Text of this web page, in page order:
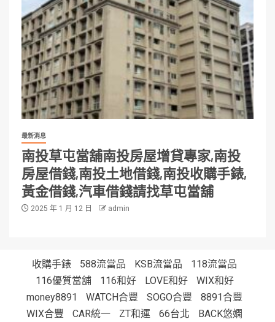
最新消息
南投草屯當舖南投房屋增貸專家,南投
房屋借錢,南投土地借錢,南投收購手錶,
黃金借錢,汽車借錢請找草屯當舖
2025 年 1 月 12 日 admin
收購手錶 588流當品 KSB流當品
118流當品
116優質當舖
116和好 LOVE和好
WIX和好
money8891
WATCH合豐 SOGO合豐
8891合豐
WIX合豐
CAR統一 ZT和運 66台北 BACK悠嫻